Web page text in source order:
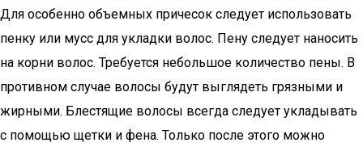
Для особенно объемных причесок следует использовать
пенку или мусс для укладки волос. Пену следует наносить
на корни волос. Требуется небольшое количество пены. В
противном случае волосы будут выглядеть грязными и
жирными. Блестящие волосы всегда следует укладывать
с помощью щетки и фена. Только после этого можно